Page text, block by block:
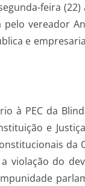
feira
vereador
e
à PEC da
e
violação do